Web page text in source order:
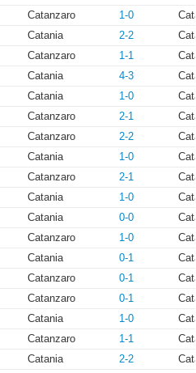
Catanzaro 1-0
Catania 2-2
Catanzaro 1-1
Catania 4-3
Catania 1-0
Catanzaro 2-1
Catanzaro 2-2
Catania 1-0
Catanzaro 2-1
Catania 1-0
Catania 0-0
Catanzaro 1-0
Catania 0-1
Catanzaro 0-1
Catanzaro 0-1
Catania 1-0
Catanzaro 1-1
Catania 2-2